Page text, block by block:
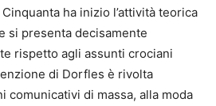
ha inizio l’attività teorica
si presenta decisamente
rispetto agli assunti crociani
di Dorfles è rivolta
comunicativi di massa, alla moda